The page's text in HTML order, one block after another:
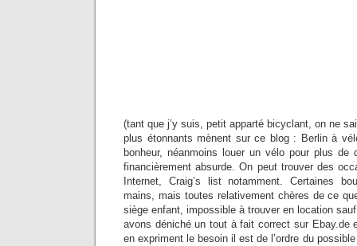
(tant que j’y suis, petit apparté bicyclant, on ne
plus étonnants mènent sur ce blog : Berlin à
bonheur, néanmoins louer un vélo pour plus de
financièrement absurde. On peut trouver des
Internet, Craig’s list notamment. Certaines
mains, mais toutes relativement chères de ce
siège enfant, impossible à trouver en location
avons déniché un tout à fait correct sur Ebay.de
en expriment le besoin il est de l’ordre du